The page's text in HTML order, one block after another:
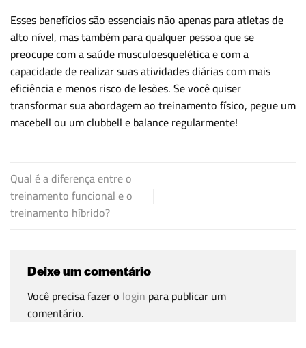
Esses benefícios são essenciais não apenas para atletas de
alto nível, mas também para qualquer pessoa que se
preocupe com a saúde musculoesquelética e com a
capacidade de realizar suas atividades diárias com mais
eficiência e menos risco de lesões. Se você quiser
transformar sua abordagem ao treinamento físico, pegue um
macebell ou um clubbell e balance regularmente!
Qual é a diferença entre o
treinamento funcional e o
treinamento híbrido?
Deixe um comentário
Você precisa fazer o login para publicar um
comentário.